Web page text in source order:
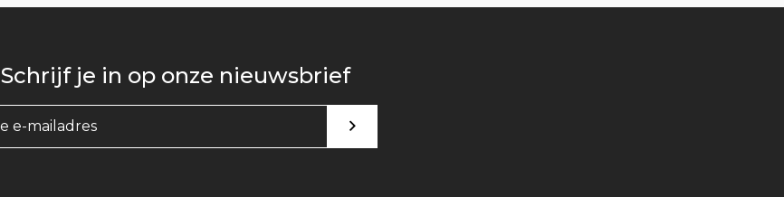
Schrijf je in op onze nieuwsbrief